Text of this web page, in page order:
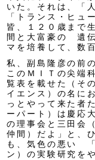
いた。それは、
「トランス・ヒュ
皆、１２０歳まで
間と大富豪の 遺
マを培養して、数
私、副島隆彦の前
このＭＩＴの尖端
覧表を載せた（そ
イエンス）の名に
っとやって来た者
ーパート）は慶応
の理事会と三田会
仲間）だよ」と、
も、気色の悪い
ン）の実験研究を